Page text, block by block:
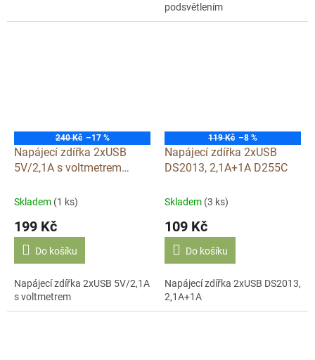
podsvětlením
240 Kč –17 %
Napájecí zdířka 2xUSB
5V/2,1A s voltmetrem
Skladem (1 ks)
199 Kč
Do košíku
Napájecí zdířka 2xUSB 5V/2,1A
s voltmetrem
119 Kč –8 %
Napájecí zdířka 2xUSB
DS2013, 2,1A+1A D255C
Skladem (3 ks)
109 Kč
Do košíku
Napájecí zdířka 2xUSB DS2013,
2,1A+1A